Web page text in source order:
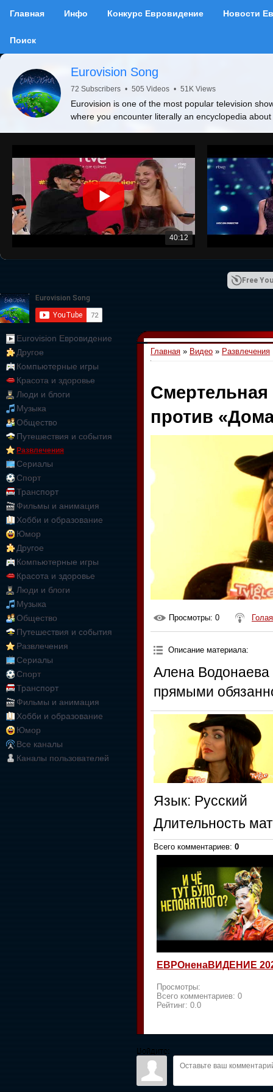
Главная Инфо Конкурс Евровидение Новости
Поиск
Eurovision Song
72 Subscribers • 505 Videos • 51K Views
Eurovision is one of the most popular television
where you encounter literally an encyclopedia
40:12
Free
Eurovision Евровидение
Другое
Компьютерные игры
Красота и здоровье
Люди и блоги
Музыка
Общество
Путешествия и события
Развлечения
Сериалы
Спорт
Транспорт
Фильмы и анимация
Хобби и образование
Юмор
Другое
Компьютерные игры
Красота и здоровье
Люди и блоги
Музыка
Общество
Путешествия и события
Развлечения
Сериалы
Спорт
Транспорт
Фильмы и анимация
Хобби и образование
Юмор
Все каналы
Каналы пользователей
Главная » Видео » Развлечения
Смертельная
против
Просмотры: 0
Описание материала:
Алена Водонаева
прямыми
Язык: Русский
Длительность
Всего комментариев: 0
ЕВРОненаВИДЕНИЕ
Просмотры:
Всего комментариев: 0
Рейтинг: 0.0
Войдите: